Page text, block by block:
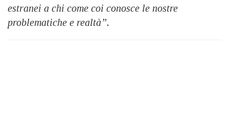
estranei a chi come coi conosce le nostre
problematiche e realtà”.